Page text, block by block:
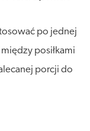
po jednej
posiłkami
porcji do